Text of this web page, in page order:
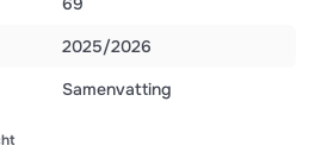
2025/2026
Samenvatting